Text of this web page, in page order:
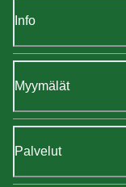
Info
Myymälät
Palvelut